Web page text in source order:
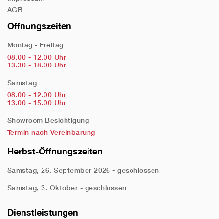
AGB
Öffnungszeiten
Montag - Freitag
08.00 - 12.00 Uhr
13.30 - 18.00 Uhr
Samstag
08.00 - 12.00 Uhr
13.00 - 15.00 Uhr
Showroom Besichtigung
Termin nach Vereinbarung
Herbst-Öffnungszeiten
Samstag, 26. September 2026 - geschlossen
Samstag, 3. Oktober - geschlossen
Dienstleistungen